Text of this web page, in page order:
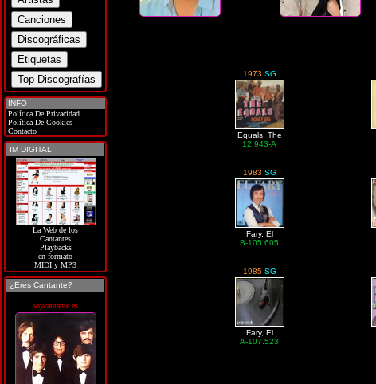
INFO
Política De Privacidad
Política De Cookies
Contacto
IM DIGITAL
La Web de los
Cantantes
Playbacks
en formato
MIDI y MP3
¿Eres Cantante?
soycantante.es
1973 SG
Equals, The
12.943-A
1983 SG
Fary, El
B-105.605
1985 SG
Fary, El
A-107.523